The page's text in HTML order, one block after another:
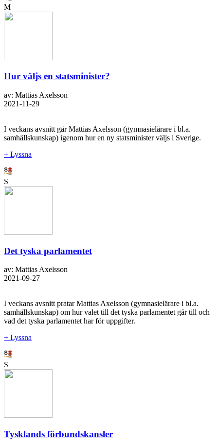
M
Hur väljs en statsminister?
av: Mattias Axelsson
2021-11-29
I veckans avsnitt går Mattias Axelsson (gymnasielärare i bl.a.
samhällskunskap) igenom hur en ny statsminister väljs i Sverige.
+ Lyssna
S
Det tyska parlamentet
av: Mattias Axelsson
2021-09-27
I veckans avsnitt pratar Mattias Axelsson (gymnasielärare i bl.a.
samhällskunskap) om hur valet till det tyska parlamentet går till och
vad det tyska parlamentet har för uppgifter.
+ Lyssna
S
Tysklands förbundskansler